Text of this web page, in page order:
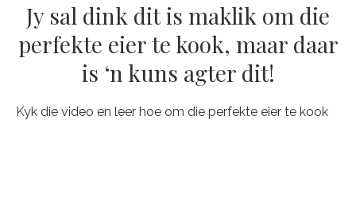
Jy sal dink dit is maklik om die
perfekte eier te kook, maar daar
is ‘n kuns agter dit!
Kyk die video en leer hoe om die perfekte eier te kook